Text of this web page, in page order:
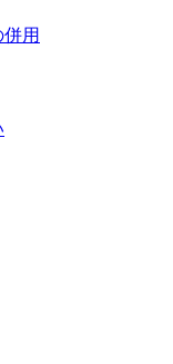
用